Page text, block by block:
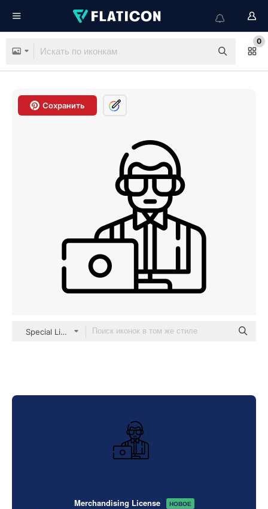
0
Сохранить
Special Lineal
Merchandising License НОВОЕ